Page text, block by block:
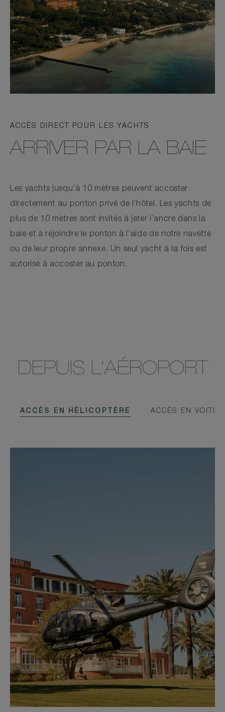
ACCÈS DIRECT POUR LES YACHTS
ARRIVER PAR LA BAIE
Les yachts jusqu’à 10 mètres peuvent accoster
directement au ponton privé de l’hôtel. Les yachts de
plus de 10 mètres sont invités à jeter l’ancre dans la
baie et à rejoindre le ponton à l’aide de notre navette
ou de leur propre annexe. Un seul yacht à la fois est
autorisé à accoster au ponton.
DEPUIS L'AÉROPORT
ACCÈS EN HÉLICOPTÈRE ACCÈS EN